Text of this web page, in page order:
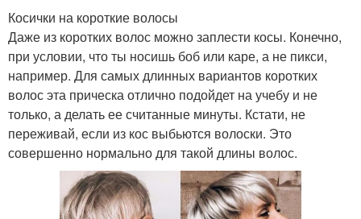
Косички на короткие волосы
Даже из коротких волос можно заплести косы. Конечно,
при условии, что ты носишь боб или каре, а не пикси,
например. Для самых длинных вариантов коротких
волос эта прическа отлично подойдет на учебу и не
только, а делать ее считанные минуты. Кстати, не
переживай, если из кос выбьются волоски. Это
совершенно нормально для такой длины волос.